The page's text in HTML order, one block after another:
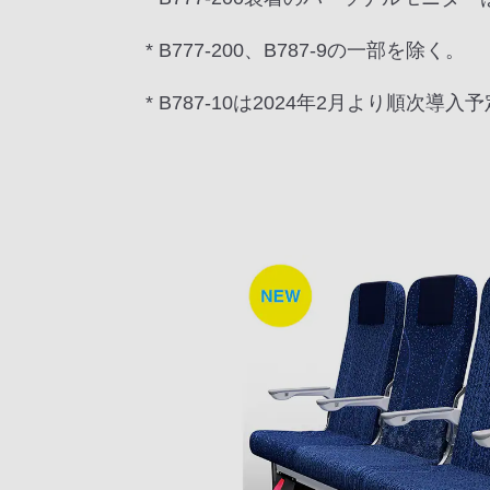
* B777-200、B787-9の一部を除く。
* B787-10は2024年2月より順次導入予